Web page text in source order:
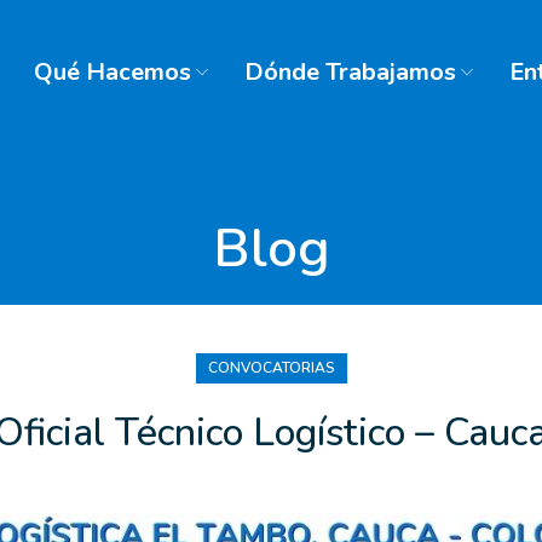
Qué Hacemos Dónde Trabajamos
Blog
CONVOCATORIAS
Técnico Logístico –